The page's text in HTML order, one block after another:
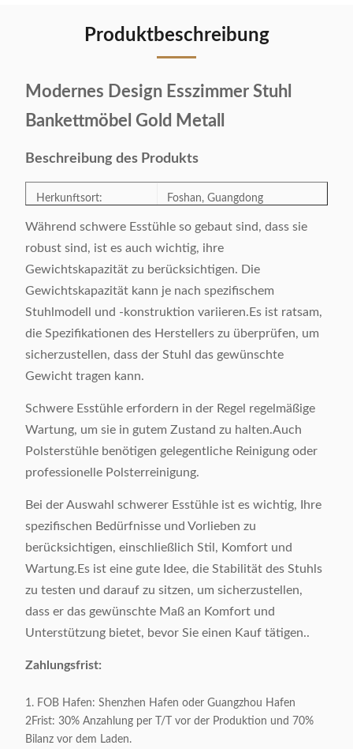
Produktbeschreibung
Modernes Design Esszimmer Stuhl
Bankettmöbel Gold Metall
Beschreibung des Produkts
Herkunftsort: Foshan, Guangdong
Modellnummer: CK-18
Kategorie: Esstuhl
Stil: Einfach
Farbe der Tischplatte:
Produktgröße: Als Probe
Bruttogewicht: 8 KGS / Stück
Ausgangsmaterial: 201# Edelstahl
Anwendbar
Während schwere Esstühle so gebaut sind, dass sie
robust sind, ist es auch wichtig, ihre
Gewichtskapazität zu berücksichtigen. Die
Gewichtskapazität kann je nach spezifischem
Stuhlmodell und -konstruktion variieren.Es ist ratsam,
die Spezifikationen des Herstellers zu überprüfen, um
sicherzustellen, dass der Stuhl das gewünschte
Gewicht tragen kann.
Schwere Esstühle erfordern in der Regel regelmäßige
Wartung, um sie in gutem Zustand zu halten.Auch
Polsterstühle benötigen gelegentliche Reinigung oder
professionelle Polsterreinigung.
Bei der Auswahl schwerer Esstühle ist es wichtig, Ihre
spezifischen Bedürfnisse und Vorlieben zu
berücksichtigen, einschließlich Stil, Komfort und
Wartung.Es ist eine gute Idee, die Stabilität des Stuhls
zu testen und darauf zu sitzen, um sicherzustellen,
dass er das gewünschte Maß an Komfort und
Unterstützung bietet, bevor Sie einen Kauf tätigen..
Zahlungsfrist:
1. FOB Hafen: Shenzhen Hafen oder Guangzhou Hafen
2Frist: 30% Anzahlung per T/T vor der Produktion und 70%
Bilanz vor dem Laden.